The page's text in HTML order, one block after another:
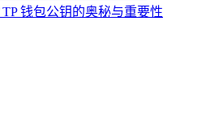
钱包公钥的奥秘与重要性